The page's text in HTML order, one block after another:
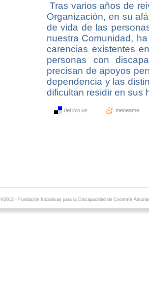
Tras varios años de
Organización, en su
de vida de las
nuestra Comunidad,
carencias existentes
personas con
precisan de apoyos
dependencia y las
dificultan residir en sus
del.icio.us meneame
©2012 - Fundación Iniciativas para la Discapacidad de Cocemfe